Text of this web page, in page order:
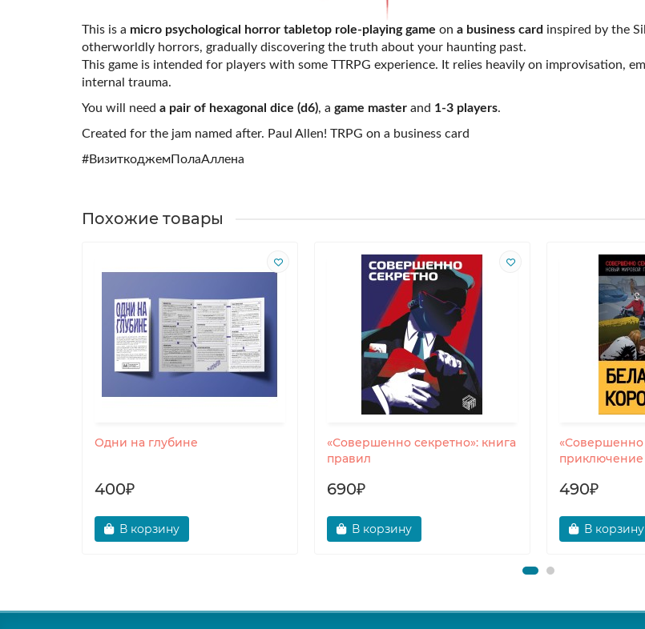
This is a micro psychological horror tabletop role-playing game on a business card inspired by the
otherworldly horrors, gradually discovering the truth about your haunting past.
This game is intended for players with some TTRPG experience. It relies heavily on improvisation,
internal trauma.
You will need a pair of hexagonal dice (d6), a game master and 1-3 players.
Created for the jam named after. Paul Allen! TRPG on a business card
#ВизиткоджемПолаАллена
Похожие товары
Одни на глубине
400₽
В корзину
«Совершенно секретно»: книга
правил
690₽
В корзину
«Совершенно
приключение
490₽
В корзину